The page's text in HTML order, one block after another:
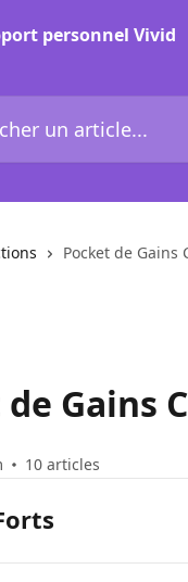
personnel Vivid
Pocket de Gains
Gains
10 articles